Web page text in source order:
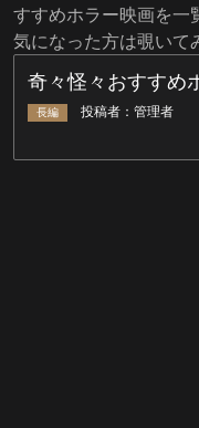
すすめホラー映画を一
気になった方は覗いて